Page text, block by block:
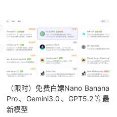
（限时）免费白嫖Nano Banana
Pro、Gemini3.0、GPT5.2等最
新模型